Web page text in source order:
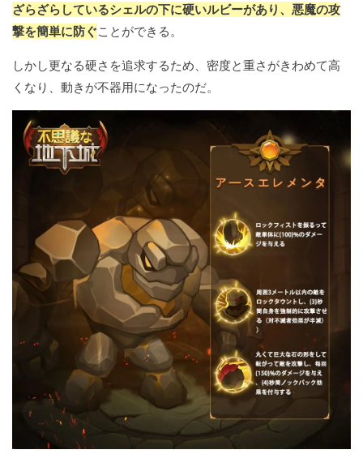
ざらざらしているシェルの下に硬いルビーがあり、悪魔の攻
撃を簡単に防ぐことができる。
しかし更なる硬さを追求するため、密度と重さがきわめて高
くなり、動きが不器用になったのだ。